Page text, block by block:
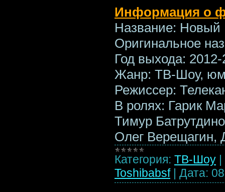
Информация о
Название: Новый
Оригинальное
Год выхода:
Жанр: ТВ-Шоу,
Режиссер:
В ролях: Гарик
Тимур
Олег
Категория: ТВ-Шоу |
Toshibabsf | Дата: